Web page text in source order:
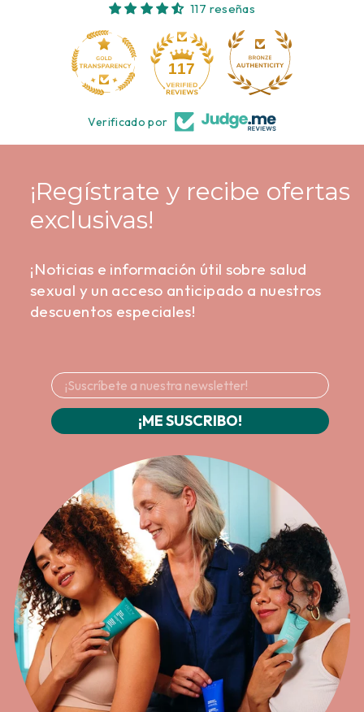
117 reseñas
117
Verificado por
¡Regístrate y recibe ofertas
exclusivas!
¡Noticias e información útil sobre salud
sexual y un acceso anticipado a nuestros
descuentos especiales!
¡ME SUSCRIBO!